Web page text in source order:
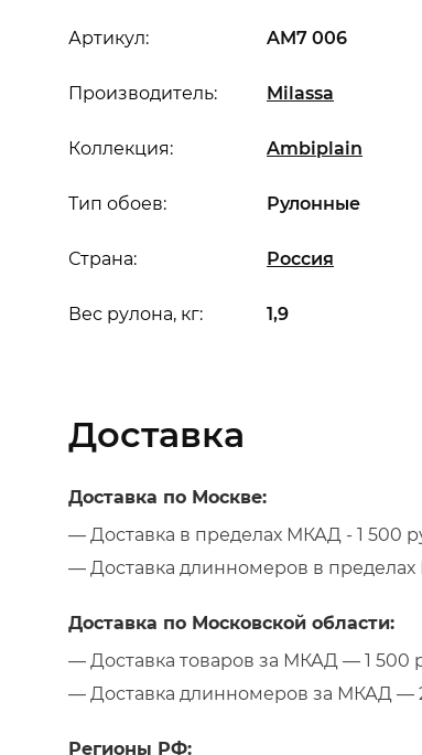
Артикул: AM7 006
Производитель: Milassa
Коллекция: Ambiplain
Вес рулона, кг: 1,9
Страна: Россия
Тип обоев: Рулонные
Доставка
Доставка по Москве:
— Доставка в пределах МКАД - 1 500
— Доставка длинномеров в
Доставка по Московской области:
— Доставка товаров за МКАД — 1 500
— Доставка длинномеров за МКАД —
Регионы РФ: